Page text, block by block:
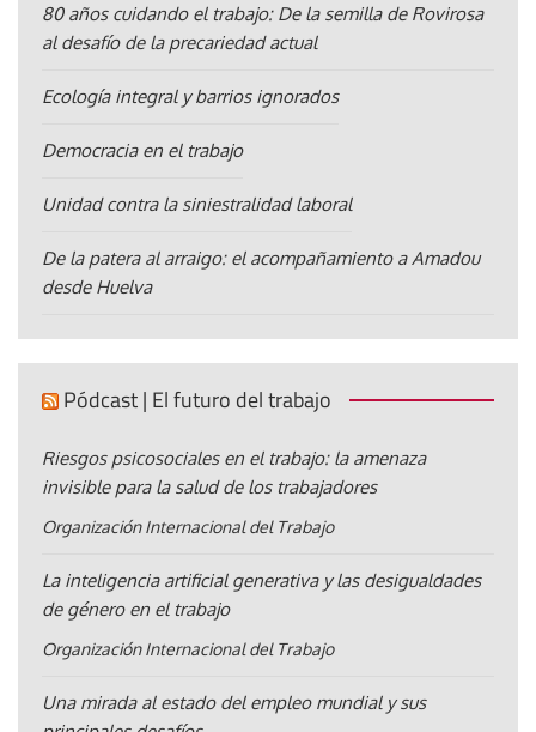
80 años cuidando el trabajo: De la semilla de Rovirosa
al desafío de la precariedad actual
Ecología integral y barrios ignorados
Democracia en el trabajo
Unidad contra la siniestralidad laboral
De la patera al arraigo: el acompañamiento a Amadou
desde Huelva
Pódcast | El futuro del trabajo
Riesgos psicosociales en el trabajo: la amenaza
invisible para la salud de los trabajadores
Organización Internacional del Trabajo
La inteligencia artificial generativa y las desigualdades
de género en el trabajo
Organización Internacional del Trabajo
Una mirada al estado del empleo mundial y sus